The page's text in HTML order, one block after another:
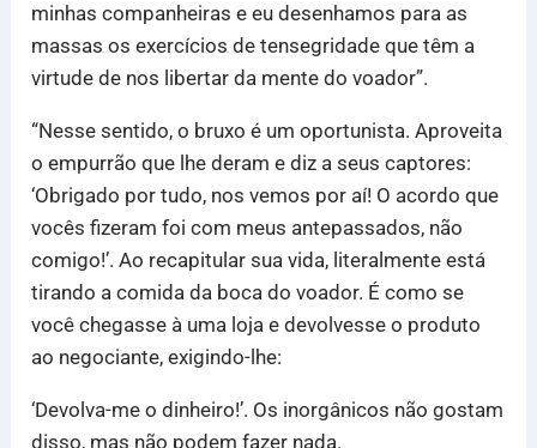
minhas companheiras e eu desenhamos para as
massas os exercícios de tensegridade que têm a
virtude de nos libertar da mente do voador”.
“Nesse sentido, o bruxo é um oportunista. Aproveita
o empurrão que lhe deram e diz a seus captores:
‘Obrigado por tudo, nos vemos por aí! O acordo que
vocês fizeram foi com meus antepassados, não
comigo!’. Ao recapitular sua vida, literalmente está
tirando a comida da boca do voador. É como se
você chegasse à uma loja e devolvesse o produto
ao negociante, exigindo-lhe:
‘Devolva-me o dinheiro!’. Os inorgânicos não gostam
disso, mas não podem fazer nada.